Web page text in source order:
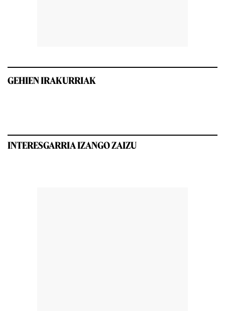
GEHIEN IRAKURRIAK
INTERESGARRIA IZANGO ZAIZU